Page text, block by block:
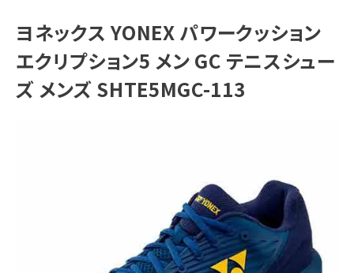
ACCOUNT MENU
ようこそ ゲスト 様
meeting_room ログイン person 会員登録
ヨネックス YONEX パワークッション
エクリプション5 メン GC テニスシュー
ズ メンズ SHTE5MGC-113